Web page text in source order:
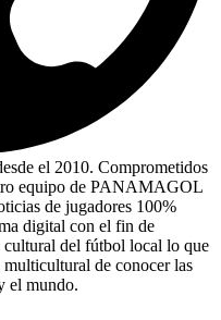
el 2010. Comprometidos
equipo de PANAMAGOL
de jugadores 100%
digital con el fin de
del fútbol local lo que
de conocer las
el mundo.